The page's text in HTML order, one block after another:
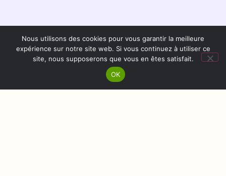
Nous utilisons des cookies pour vous garantir la meilleure
expérience sur notre site web. Si vous continuez à utiliser ce
site, nous supposerons que vous en êtes satisfait.
OK